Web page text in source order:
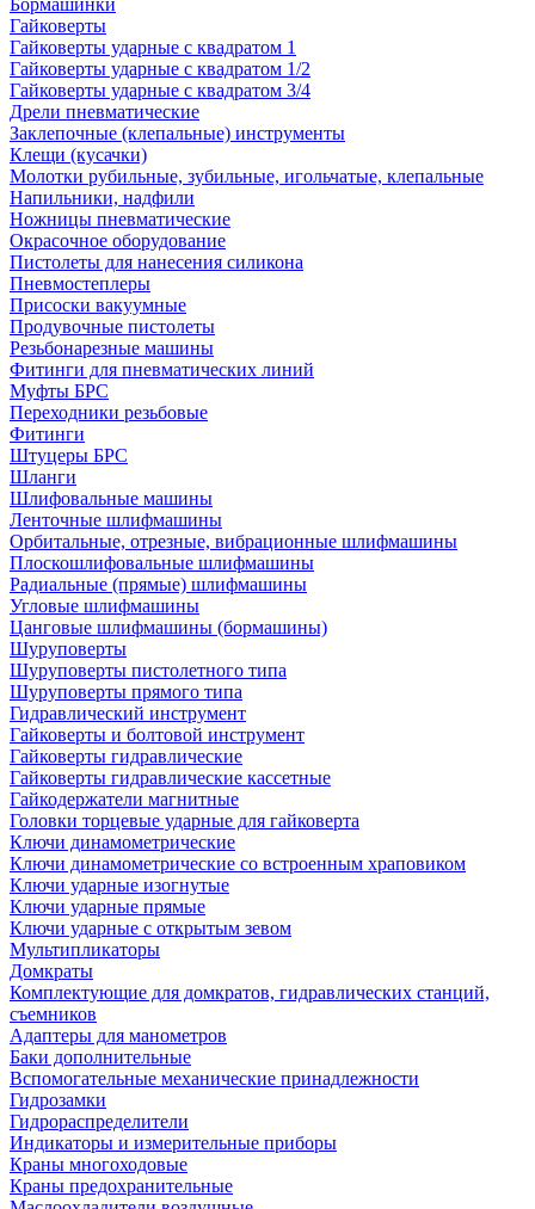
Бормашинки
Гайковерты
Гайковерты ударные с квадратом 1
Гайковерты ударные с квадратом 1/2
Гайковерты ударные с квадратом 3/4
Дрели пневматические
Заклепочные (клепальные) инструменты
Клещи (кусачки)
Молотки рубильные, зубильные, игольчатые, клепальные
Напильники, надфили
Ножницы пневматические
Окрасочное оборудование
Пистолеты для нанесения силикона
Пневмостеплеры
Присоски вакуумные
Продувочные пистолеты
Резьбонарезные машины
Фитинги для пневматических линий
Муфты БРС
Переходники резьбовые
Фитинги
Штуцеры БРС
Шланги
Шлифовальные машины
Ленточные шлифмашины
Орбитальные, отрезные, вибрационные шлифмашины
Плоскошлифовальные шлифмашины
Радиальные (прямые) шлифмашины
Угловые шлифмашины
Цанговые шлифмашины (бормашины)
Шуруповерты
Шуруповерты пистолетного типа
Шуруповерты прямого типа
Гидравлический инструмент
Гайковерты и болтовой инструмент
Гайковерты гидравлические
Гайковерты гидравлические кассетные
Гайкодержатели магнитные
Головки торцевые ударные для гайковерта
Ключи динамометрические
Ключи динамометрические со встроенным храповиком
Ключи ударные изогнутые
Ключи ударные прямые
Ключи ударные с открытым зевом
Мультипликаторы
Домкраты
Комплектующие для домкратов, гидравлических станций,
съемников
Адаптеры для манометров
Баки дополнительные
Вспомогательные механические принадлежности
Гидрозамки
Гидрораспределители
Индикаторы и измерительные приборы
Краны многоходовые
Краны предохранительные